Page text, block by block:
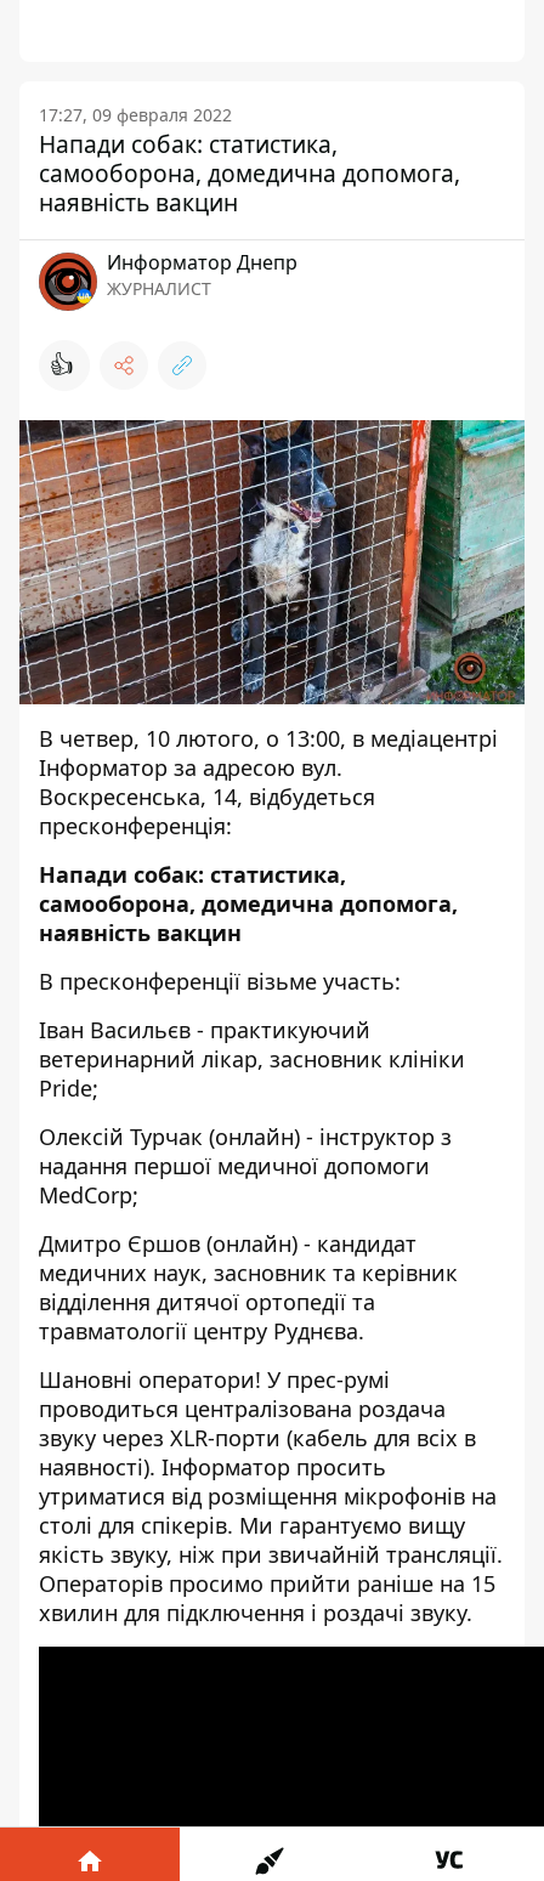
17:27, 09 февраля 2022
Напади собак: статистика,
самооборона, домедична допомога,
наявність вакцин
Информатор Днепр
ЖУРНАЛИСТ
👍
В четвер, 10 лютого, о 13:00, в медіацентрі
Інформатор за адресою вул.
Воскресенська, 14, відбудеться
пресконференція:
Напади собак: статистика,
самооборона, домедична допомога,
наявність вакцин
В пресконференції візьме участь:
Іван Васильєв - практикуючий
ветеринарний лікар, засновник клініки
Pride;
Олексій Турчак (онлайн) - інструктор з
надання першої медичної допомоги
MedCorp;
Дмитро Єршов (онлайн) - кандидат
медичних наук, засновник та керівник
відділення дитячої ортопедії та
травматології центру Руднєва.
Шановні оператори! У прес-румі
проводиться централізована роздача
звуку через XLR-порти (кабель для всіх в
наявності). Інформатор просить
утриматися від розміщення мікрофонів на
столі для спікерів. Ми гарантуємо вищу
якість звуку, ніж при звичайній трансляції.
Операторів просимо прийти раніше на 15
хвилин для підключення і роздачі звуку.